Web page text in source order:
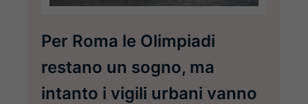
Per Roma le Olimpiadi
restano un sogno, ma
intanto i vigili urbani vanno